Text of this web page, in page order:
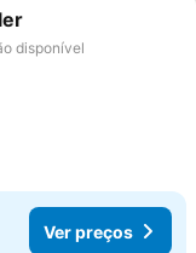
favoritos
disponível
Ver preços